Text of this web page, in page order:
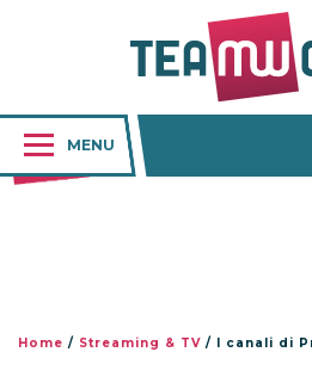
MENU
Home / Streaming & TV / I canali di Prime